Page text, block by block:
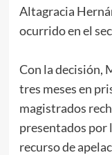
Altagracia
ocurrido en el
Con la decisión,
tres meses en
magistrados
presentados por
recurso de